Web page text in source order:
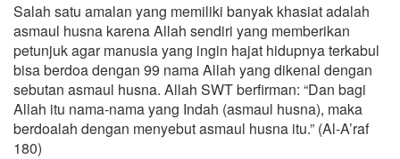
Salah satu amalan yang memiliki banyak khasiat adalah
asmaul husna karena Allah sendiri yang memberikan
petunjuk agar manusia yang ingin hajat hidupnya terkabul
bisa berdoa dengan 99 nama Allah yang dikenal dengan
sebutan asmaul husna. Allah SWT berfirman: “Dan bagi
Allah itu nama-nama yang Indah (asmaul husna), maka
berdoalah dengan menyebut asmaul husna itu.” (Al-A’raf
180)